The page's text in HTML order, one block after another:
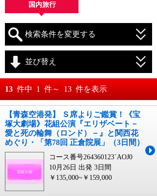
国内旅行
検索条件を変更する
月 日～
月 日
並び替え
おすすめ順
料金が安い順
料金が高い順
13 件中 1 件～ 13 件を表示
【青森空港発】 Ｓ席よりご鑑賞！《宝
塚大劇場》花組公演『エリザベート－
愛と死の輪舞（ロンド）－』と関西花
めぐり・「第78回 正倉院展」（3日間）
コース番号264360123`AOJ0
10月26日 出発 3日間
￥135,000~￥159,000